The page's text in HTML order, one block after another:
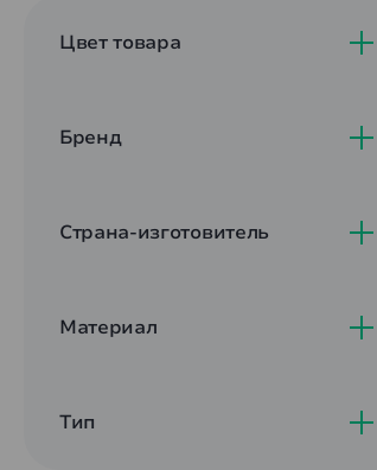
Цвет товара
Бренд
Страна-изготовитель
Материал
Тип